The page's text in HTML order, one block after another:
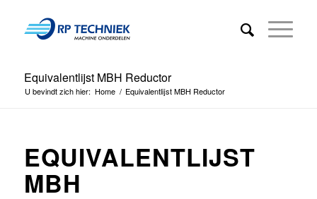
Equivalentlijst MBH Reductor
U bevindt zich hier: Home / Equivalentlijst MBH Reductor
EQUIVALENTLIJST
MBH